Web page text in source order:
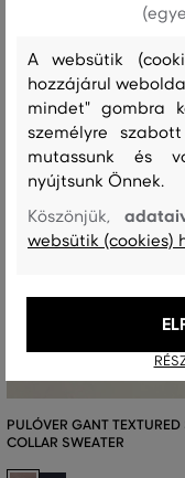
PULÓVER GANT TEXTURED
COLLAR SWEATER
A websütik
hozzájárul
mindet" gombra
személyre
mutassunk és
nyújtsunk Önnek.
Köszönjük,
websütik (cookies)